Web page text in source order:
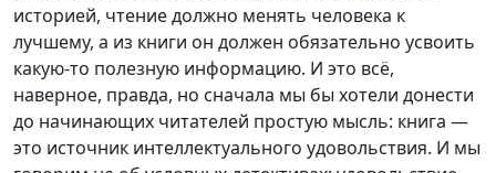
историей, чтение должно менять человека к
лучшему, а из книги он должен обязательно усвоить
какую-то полезную информацию. И это всё,
наверное, правда, но сначала мы бы хотели донести
до начинающих читателей простую мысль: книга —
это источник интеллектуального удовольствия. И мы